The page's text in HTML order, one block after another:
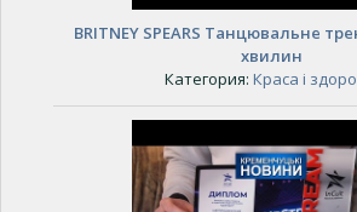
BRITNEY SPEARS Танцювальне
хвилин
Категория: Краса і